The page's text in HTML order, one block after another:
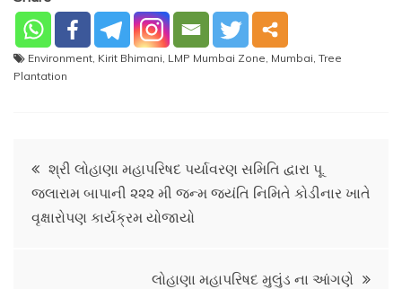
Environment Kirit Bhimani LMP Mumbai Zone Mumbai Tree
Plantation
Post
navigation
શ્રી લોહાણા મહાપરિષદ પર્યાવરણ સમિતિ દ્વારા પૂ.
જલારામ બાપાની ૨૨૨ મી જન્મ જયંતિ નિમિતે કોડીનાર ખાતે
વૃક્ષારોપણ કાર્યક્રમ યોજાયો
લોહાણા મહાપરિષદ મુલુંડ ના આંગણે